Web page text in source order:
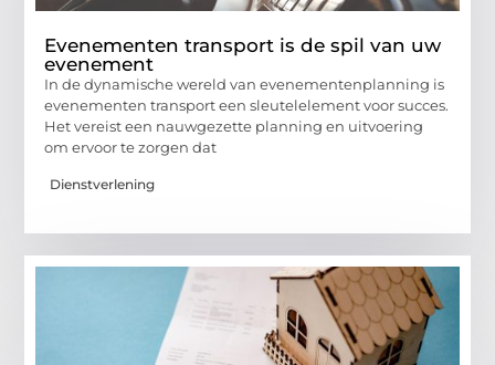
Evenementen transport is de spil van uw
evenement
In de dynamische wereld van evenementenplanning is
evenementen transport een sleutelelement voor succes.
Het vereist een nauwgezette planning en uitvoering
om ervoor te zorgen dat
Dienstverlening